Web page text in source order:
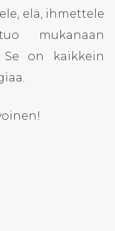
elä, ihmettele
mukanaan
on kaikkein